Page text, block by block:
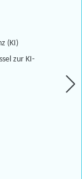
(KI)
zur KI-